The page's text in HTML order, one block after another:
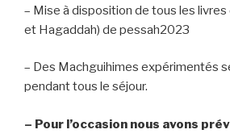
– Mise à disposition de tous les livres
et Hagaddah) de pessah2023
– Des Machguihimes expérimentés
pendant tous le séjour.
– Pour l’occasion nous avons